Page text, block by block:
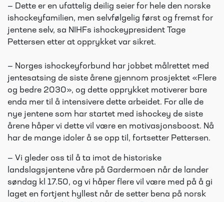
— Dette er en ufattelig deilig seier for hele den norske
ishockeyfamilien, men selvfølgelig først og fremst for
jentene selv, sa NIHFs ishockeypresident Tage
Pettersen etter at opprykket var sikret.
— Norges ishockeyforbund har jobbet målrettet med
jentesatsing de siste årene gjennom prosjektet «Flere
og bedre 2030», og dette opprykket motiverer bare
enda mer til å intensivere dette arbeidet. For alle de
nye jentene som har startet med ishockey de siste
årene håper vi dette vil være en motivasjonsboost. Nå
har de mange idoler å se opp til, fortsetter Pettersen.
— Vi gleder oss til å ta imot de historiske
landslagsjentene våre på Gardermoen når de lander
søndag kl 17.50, og vi håper flere vil være med på å gi
laget en fortjent hyllest når de setter bena på norsk